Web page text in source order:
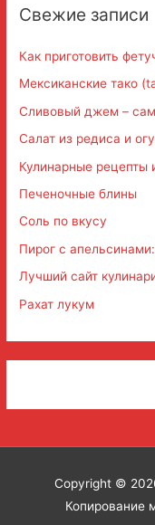
:Свежие записи
Как приготовить
Мексиканские тако
Сливовый джем –
Салат из редиса и
Кулинарные рецепты
Печеночные блины
Соль по вкусу
Пирог с
Лучший сайт
Рахат лукум
Copyright ©
Копирование